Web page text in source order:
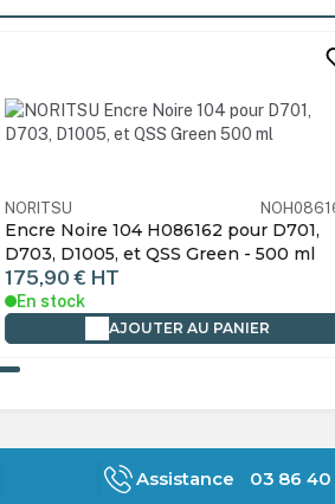
NORITSU
Encre Noire 104 H086162 pour D701,
D703, D1005, et QSS Green - 500 ml
175,90 € HT
En stock
AJOUTER AU PANIER
Assistance 03 86 40